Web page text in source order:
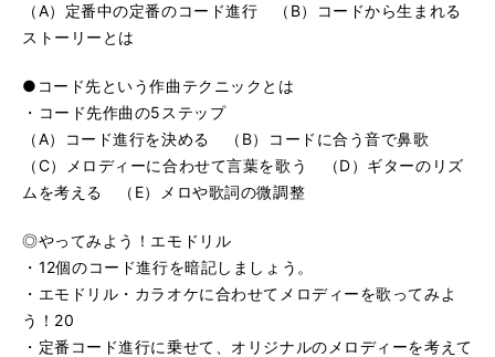
る
生
す
再
す
る
53. Ⅰ：Bメロがマイナーのバラード系のコード進行
再
生
す
る
54. Ⅱ：ABだけのシンプルな進行
再
生
す
る
55. Ⅲ：かなりスケールの大きなパターン
再
生
る
56. Ⅳ：ちょっとオシャレなパターン
生
す
る
再
生
す
る
59. メジャー系コード進行
再
生
60. マイナー系コード進行
（A）定番中の定番のコード進行 （B）コードから生まれる
ストーリーとは
●コード先という作曲テクニックとは
・コード先作曲の5ステップ
（A）コード進行を決める （B）コードに合う音で鼻歌
（C）メロディーに合わせて言葉を歌う （D）ギターのリズ
ムを考える （E）メロや歌詞の微調整
◎やってみよう！エモドリル
・12個のコード進行を暗記しましょう。
・エモドリル・カラオケに合わせてメロディーを歌ってみよ
う！20
・定番コード進行に乗せて、オリジナルのメロディーを考えて